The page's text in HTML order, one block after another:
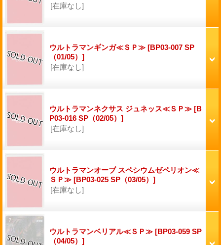
[在庫なし]
ウルトラマンギンガ≪ＳＰ≫ [BP03-007 SP
（01/05）]
[在庫なし]
ウルトラマンネクサス ジュネッス≪ＳＰ≫ [B
P03-016 SP（02/05）]
[在庫なし]
ウルトラマンオーブ スペシウムゼペリオン≪
ＳＰ≫ [BP03-025 SP（03/05）]
[在庫なし]
ウルトラマンベリアル≪ＳＰ≫ [BP03-059 SP
（04/05）]